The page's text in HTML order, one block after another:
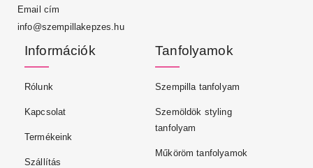
Email cím
info@szempillakepzes.hu
Információk
Rólunk
Kapcsolat
Termékeink
Szállítás
Tanfolyamok
Szempilla tanfolyam
Szemöldök styling
tanfolyam
Műköröm tanfolyamok